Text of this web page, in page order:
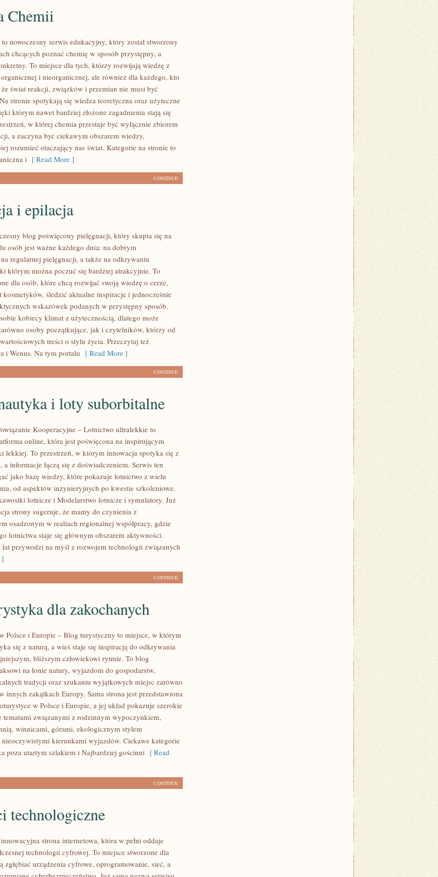
Chemii
nowoczesny serwis edukacyjny, który został stworzony
chcących poznać chemię w sposób przystępny, a
To miejsce dla tych, którzy rozwijają wiedzę z
i nieorganicznej, ale również dla każdego, kto
świat reakcji, związków i przemian nie musi być
stronie spotykają się wiedza teoretyczna oraz użyteczne
którym nawet bardziej złożone zagadnienia stają się
w której chemia przestaje być wyłącznie zbiorem
a zaczyna być ciekawym obszarem wiedzy,
rozumieć otaczający nas świat. Kategorie na stronie to
i [ Read More ]
CONTINUE
i epilacja
blog poświęcony pielęgnacji, który skupia się na
osób jest ważne każdego dnia: na dobrym
regularnej pielęgnacji, a także na odkrywaniu
którym można poczuć się bardziej atrakcyjnie. To
dla osób, które chcą rozwijać swoją wiedzę o cerze,
kosmetyków, śledzić aktualne inspiracje i jednocześnie
wskazówek podanych w przystępny sposób.
kobiecy klimat z użytecznością, dlatego może
osoby początkujące, jak i czytelników, którzy od
treści o stylu życia. Przeczytaj też
i Wenus. Na tym portalu [ Read More ]
CONTINUE
i loty suborbitalne
Kooperacyjne – Lotnictwo ultralekkie to
online, która jest poświęcona na inspirującym
lekkiej. To przestrzeń, w którym innowacja spotyka się z
a informacje łączą się z doświadczeniem. Serwis ten
jako bazę wiedzy, które pokazuje lotnictwo z wielu
od aspektów inżynieryjnych po kwestie szkoleniowe.
lotnicze i Modelarstwo lotnicze i symulatory. Już
strony sugeruje, że mamy do czynienia z
osadzonym w realiach regionalnej współpracy, gdzie
lotnictwa staje się głównym obszarem aktywności.
lat przywodzi na myśl z rozwojem technologii związanych
CONTINUE
dla zakochanych
Polsce i Europie – Blog turystyczny to miejsce, w którym
się z naturą, a wieś staje się inspiracją do odkrywania
bliższym człowiekowi rytmie. To blog
na łonie natury, wyjazdom do gospodarstw,
tradycji oraz szukaniu wyjątkowych miejsc zarówno
innych zakątkach Europy. Sama strona jest przedstawiona
w Polsce i Europie, a jej układ pokazuje szerokie
tematami związanymi z rodzinnym wypoczynkiem,
winnicami, górami, ekologicznym stylem
kierunkami wyjazdów. Ciekawe kategorie
poza utartym szlakiem i Najbardziej gościnni [ Read
CONTINUE
technologiczne
strona internetowa, która w pełni oddaje
technologii cyfrowej. To miejsce stworzone dla
zgłębiać urządzenia cyfrowe, oprogramowanie, sieć, a